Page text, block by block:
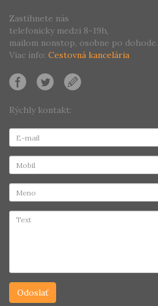
Zastihnete nás
telefonicky medzi 8-19h,
mailom nonstop, osobne po dohode.
Viac info: Cestovná kancelária
Rýchly kontakt: